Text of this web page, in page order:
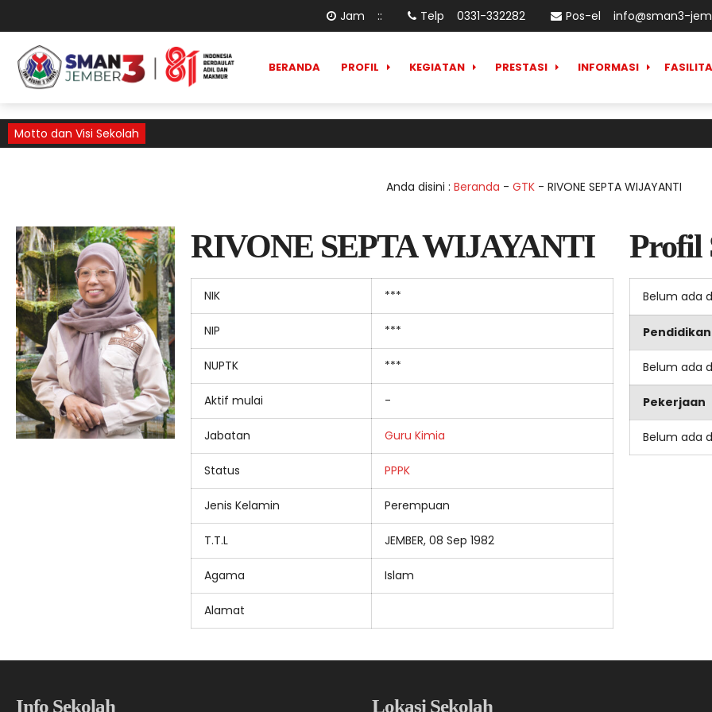
Jam :: Telp 0331-332282 Pos-el info@sman3-
BERANDA PROFIL KEGIATAN PRESTASI INFORMASI
Motto dan Visi Sekolah
Anda disini : Beranda - GTK - RIVONE SEPTA WIJAYANTI
RIVONE SEPTA WIJAYANTI
NIK ***
NIP ***
NUPTK ***
Aktif mulai -
Jabatan Guru Kimia
Status PPPK
Jenis Kelamin Perempuan
T.T.L JEMBER, 08 Sep 1982
Agama Islam
Alamat
Profil
Belum ada
Pendidikan
Belum ada
Pekerjaan
Belum ada
Info Sekolah
Lokasi Sekolah